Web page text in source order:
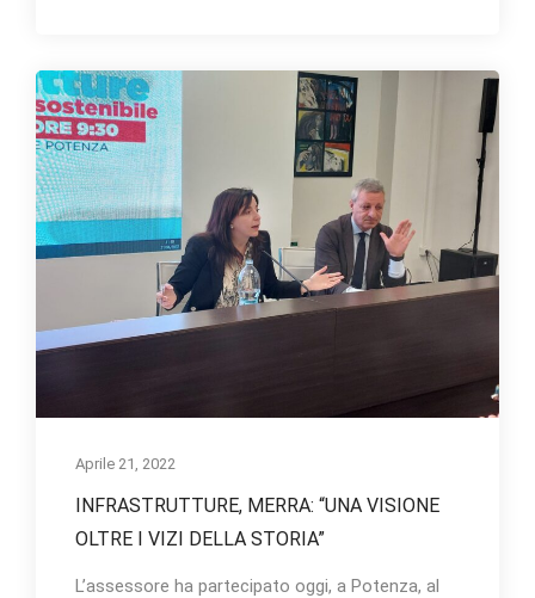
Aprile 21, 2022
INFRASTRUTTURE, MERRA: “UNA VISIONE
OLTRE I VIZI DELLA STORIA”
L’assessore ha partecipato oggi, a Potenza, al